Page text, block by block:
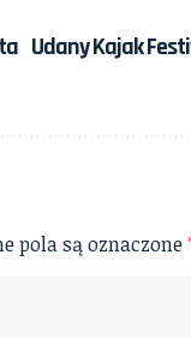
Udany Kajak
pola są oznaczone